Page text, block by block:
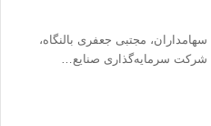
مجتبی جعفری بالنگاه،
سرمایه‌گذاری صنایع…